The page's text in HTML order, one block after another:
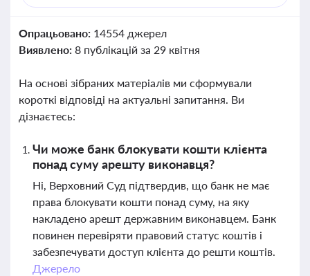
Опрацьовано: 14554 джерел
Виявлено: 8 публікацій за 29 квітня
На основі зібраних матеріалів ми сформували
короткі відповіді на актуальні запитання. Ви
дізнаєтесь:
Чи може банк блокувати кошти клієнта
понад суму арешту виконавця?
Ні, Верховний Суд підтвердив, що банк не має
права блокувати кошти понад суму, на яку
накладено арешт державним виконавцем. Банк
повинен перевіряти правовий статус коштів і
забезпечувати доступ клієнта до решти коштів.
Джерело